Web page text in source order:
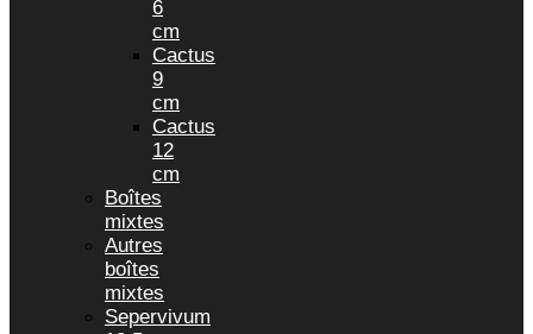
6
cm
Cactus
9
cm
Cactus
12
cm
Boîtes
mixtes
Autres
boîtes
mixtes
Sepervivum